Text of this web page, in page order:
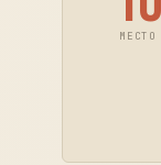
МЕСТО